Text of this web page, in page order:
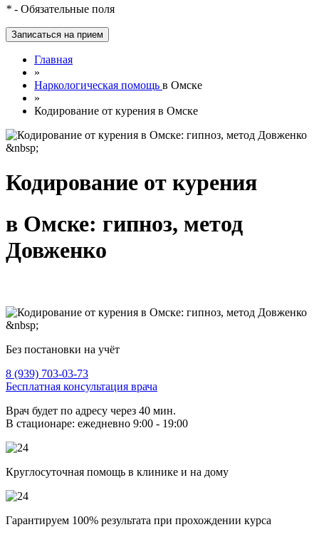
* - Обязательные поля
Главная
»
Наркологическая помощь в Омске
»
Кодирование от курения в Омске
Кодирование от курения
в Омске: гипноз, метод
Довженко
Без постановки на учёт
8 (939) 703-03-73
Бесплатная консультация врача
Врач будет по адресу через 40 мин.
В стационаре: ежедневно 9:00 - 19:00
Круглосуточная помощь в клинике и на дому
Гарантируем 100% результата при прохождении курса